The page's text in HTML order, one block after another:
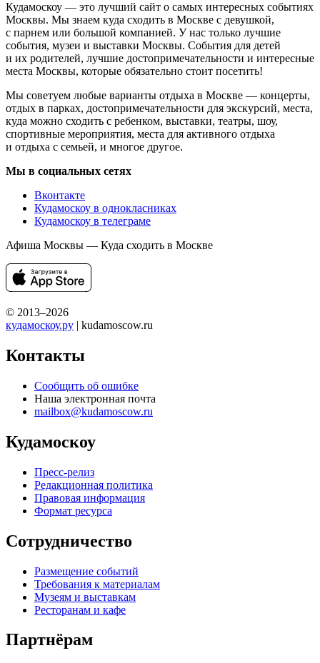
Кудамоскоу — это лучший сайт о самых интересных событиях
Москвы. Мы знаем куда сходить в Москве с девушкой,
с парнем или большой компанией. У нас только лучшие
события, музеи и выставки Москвы. События для детей
и их родителей, лучшие достопримечательности и интересные
места Москвы, которые обязательно стоит посетить!
Мы советуем любые варианты отдыха в Москве — концерты,
отдых в парках, достопримечательности для экскурсий, места,
куда можно сходить с ребенком, выставки, театры, шоу,
спортивные мероприятия, места для активного отдыха
и отдыха с семьей, и многое другое.
Мы в социальных сетях
Вконтакте
Кудамоскоу в однокласниках
Кудамоскоу в телеграме
Афиша Москвы — Куда сходить в Москве
© 2013–2026
кудамоскоу.ру | kudamoscow.ru
Контакты
Сообщить об ошибке
Наша электронная почта
mailbox@kudamoscow.ru
Кудамоскоу
Пресс-релиз
Редакционная политика
Правовая информация
Формат ресурса
Сотрудничество
Размещение событий
Требования к материалам
Музеям и выставкам
Ресторанам и кафе
Партнёрам